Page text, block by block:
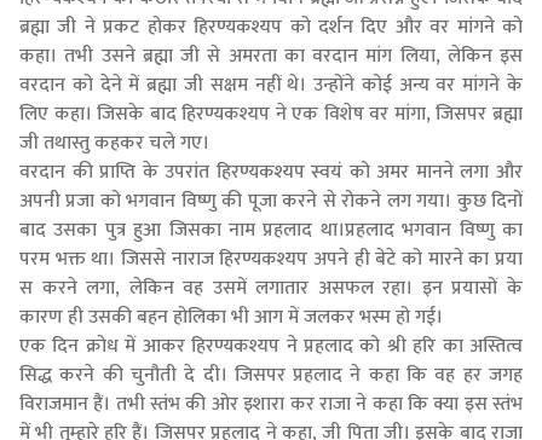
ब्रह्मा जी ने प्रकट होकर हिरण्यकश्यप को दर्शन दिए और वर मांगने को
कहा। तभी उसने ब्रह्मा जी से अमरता का वरदान मांग लिया, लेकिन इस
वरदान को देने में ब्रह्मा जी सक्षम नहीं थे। उन्होंने कोई अन्य वर मांगने के
लिए कहा। जिसके बाद हिरण्यकश्यप ने एक विशेष वर मांगा, जिसपर ब्रह्मा
जी तथास्तु कहकर चले गए।
वरदान की प्राप्ति के उपरांत हिरण्यकश्यप स्वयं को अमर मानने लगा और
अपनी प्रजा को भगवान विष्णु की पूजा करने से रोकने लग गया। कुछ दिनों
बाद उसका पुत्र हुआ जिसका नाम प्रहलाद था।प्रहलाद भगवान विष्णु का
परम भक्त था। जिससे नाराज हिरण्यकश्यप अपने ही बेटे को मारने का प्रया
स करने लगा, लेकिन वह उसमें लगातार असफल रहा। इन प्रयासों के
कारण ही उसकी बहन होलिका भी आग में जलकर भस्म हो गई।
एक दिन क्रोध में आकर हिरण्यकश्यप ने प्रहलाद को श्री हरि का अस्तित्व
सिद्ध करने की चुनौती दे दी। जिसपर प्रहलाद ने कहा कि वह हर जगह
विराजमान हैं। तभी स्तंभ की ओर इशारा कर राजा ने कहा कि क्या इस स्तंभ
में भी तुम्हारे हरि हैं। जिसपर प्रहलाद ने कहा, जी पिता जी। इसके बाद राजा